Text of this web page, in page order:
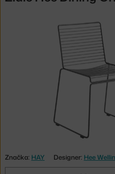
Značka: HAY Designer: Hee